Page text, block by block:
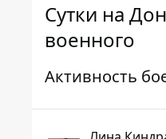
Сутки на
военного
Активность